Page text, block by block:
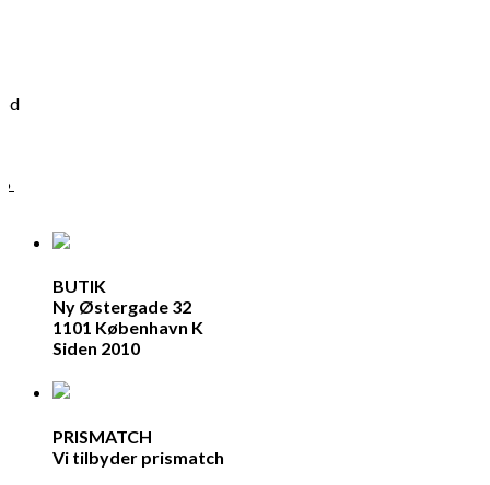
BUTIK
Ny Østergade 32
1101 København K
Siden 2010
PRISMATCH
Vi tilbyder prismatch